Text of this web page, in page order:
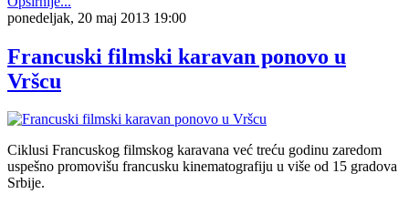
ponedeljak, 20 maj 2013 19:00
Francuski filmski karavan ponovo u
Vršcu
Ciklusi Francuskog filmskog karavana već treću godinu zaredom
uspešno promovišu francusku kinematografiju u više od 15 gradova
Srbije.